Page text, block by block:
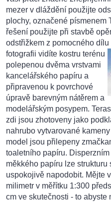
mezer v dláždění použijte
plochy, označené písmenem
řešení použijte při stavbě
odstřižkem z pomocného dílu
fotografii vidíte kostru terénu
polepenou dvěma vrstvami
kancelářského papíru a
připravenou k povrchové
úpravě barevným nátěrem a
modelářským posypem.
zdi jsou zhotoveny jako
nahrubo vytvarované
model jsou přilepeny
toaletního papíru.
měkkého papíru lze
uspokojivě napodobit. Mějte
milimetr v měřítku 1:300
cm ve skutečnosti - to abyste